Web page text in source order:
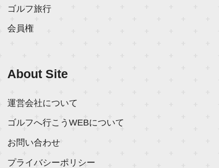
ゴルフ旅行
会員権
About Site
運営会社について
ゴルフへ行こうWEBについて
お問い合わせ
プライバシーポリシー